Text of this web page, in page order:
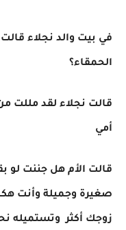
في بيت والد نجلاء
الحمقاء؟
قالت نجلاء لقد مللت
أمي
قالت الأم هل جننت
صغيرة وجميلة وأنت
زوجك أكثر وتستميله